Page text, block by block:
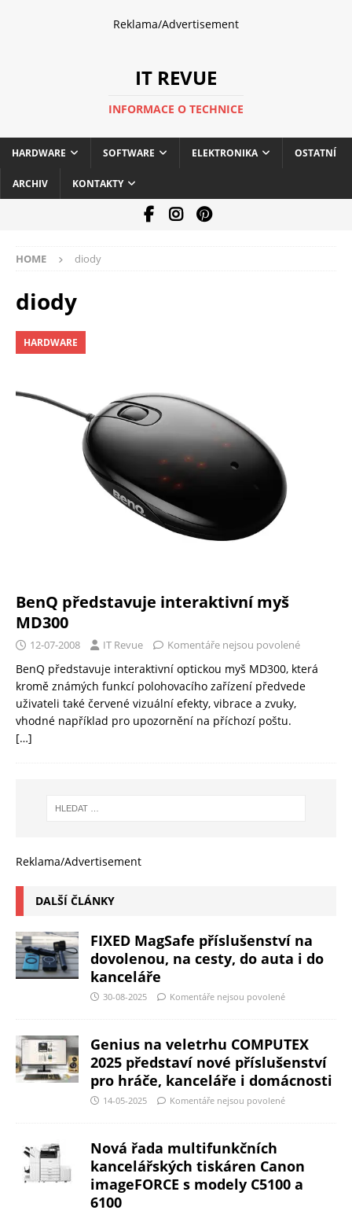
Reklama/Advertisement
IT REVUE
INFORMACE O TECHNICE
HARDWARE SOFTWARE ELEKTRONIKA OSTATNÍ
ARCHIV KONTAKTY
HOME diody
diody
HARDWARE
BenQ představuje interaktivní myš
MD300
12-07-2008 IT Revue Komentáře nejsou povolené
BenQ představuje interaktivní optickou myš MD300, která
kromě známých funkcí polohovacího zařízení předvede
uživateli také červené vizuální efekty, vibrace a zvuky,
vhodné například pro upozornění na příchozí poštu.
[…]
Reklama/Advertisement
DALŠÍ ČLÁNKY
FIXED MagSafe příslušenství na
dovolenou, na cesty, do auta i do
kanceláře
30-08-2025 Komentáře nejsou povolené
Genius na veletrhu COMPUTEX
2025 představí nové příslušenství
pro hráče, kanceláře i domácnosti
14-05-2025 Komentáře nejsou povolené
Nová řada multifunkčních
kancelářských tiskáren Canon
imageFORCE s modely C5100 a
6100